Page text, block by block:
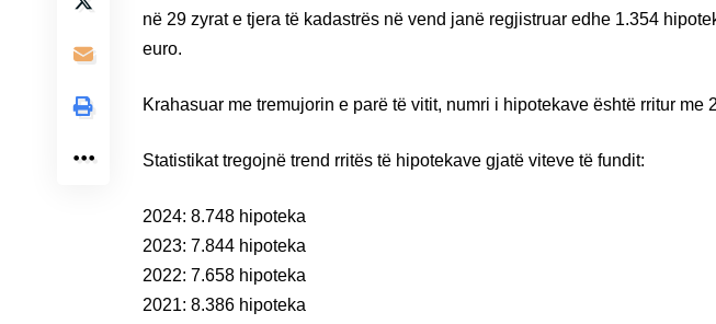
në 29 zyrat e tjera të kadastrës në vend janë regjistruar edhe 1.354
euro.
Krahasuar me tremujorin e parë të vitit, numri i hipotekave është rritur me
Statistikat tregojnë trend rritës të hipotekave gjatë viteve të fundit:
2024: 8.748 hipoteka
2023: 7.844 hipoteka
2022: 7.658 hipoteka
2021: 8.386 hipoteka